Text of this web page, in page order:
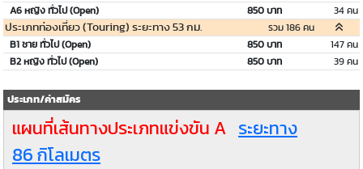
A6 หญิง ทั่วไป (Open)
850 บาท 34 คน
ประเภทท่องเที่ยว (Touring) ระยะทาง 53 กม.
รวม 186 คน
B1 ชาย ทั่วไป (Open)
850 บาท
147 คน
B2 หญิง ทั่วไป (Open)
850 บาท 39 คน
ประเภท/ค่าสมัคร
แผนที่เส้นทางประเภทแข่งขัน A ระยะทาง
86 กิโลเมตร